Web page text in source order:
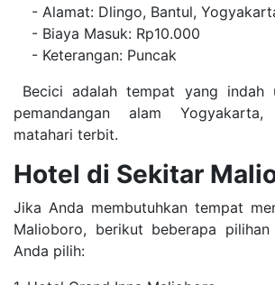
- Alamat: Dlingo, Bantul,
- Biaya Masuk: Rp10.000
- Keterangan: Puncak
Becici adalah tempat yang indah
pemandangan alam
matahari terbit.
Hotel di Sekitar
Jika Anda membutuhkan tempat
Malioboro, berikut beberapa
Anda pilih: